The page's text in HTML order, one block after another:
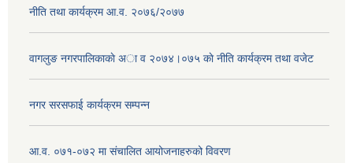
नीति तथा कार्यक्रम आ.व. २०७६/२०७७
वागलुङ नगरपालिकाकाे अा‍ व २०७४।०७५ काे नीति कार्यक्रम तथा वजेट
नगर सरसफाई कार्यक्रम सम्पन्न
आ.व. ०७१-०७२ मा संचालित आयोजनाहरुको विवरण